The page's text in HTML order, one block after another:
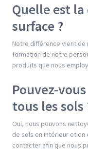
Quelle est
surface ?
Notre différence vient
formation de notre
produits que nous
Pouvez-
tous les sols
Oui, nous pouvons
de sols en intérieur et en
contacter afin que nous